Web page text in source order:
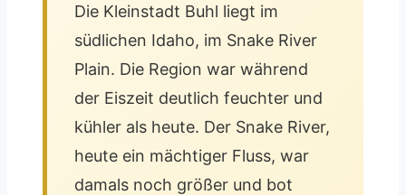
Die Kleinstadt Buhl liegt im
südlichen Idaho, im Snake River
Plain. Die Region war während
der Eiszeit deutlich feuchter und
kühler als heute. Der Snake River,
heute ein mächtiger Fluss, war
damals noch größer und bot